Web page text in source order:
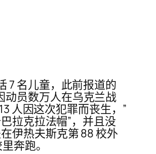
7 名儿童，此前报道的
动员数万人在乌克兰战
人因这次犯罪而丧生，”
拉克拉法帽”，并且没
伊热夫斯克第 88 校外
奔跑。